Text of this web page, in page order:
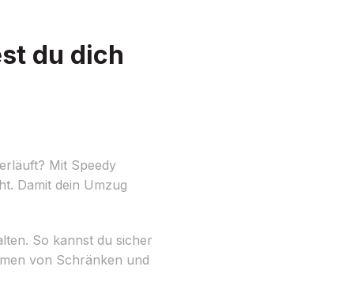
du dich
Mit Speedy
Damit dein Umzug
So kannst du sicher
von Schränken und